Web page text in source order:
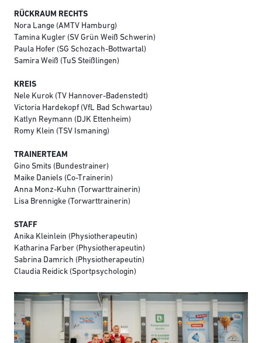
RÜCKRAUM RECHTS
Nora Lange (AMTV Hamburg)
Tamina Kugler (SV Grün Weiß Schwerin)
Paula Hofer (SG Schozach-Bottwartal)
Samira Weiß (TuS Steißlingen)
KREIS
Nele Kurok (TV Hannover-Badenstedt)
Victoria Hardekopf (VfL Bad Schwartau)
Katlyn Reymann (DJK Ettenheim)
Romy Klein (TSV Ismaning)
TRAINERTEAM
Gino Smits (Bundestrainer)
Maike Daniels (Co-Trainerin)
Anna Monz-Kuhn (Torwarttrainerin)
Lisa Brennigke (Torwarttrainerin)
STAFF
Anika Kleinlein (Physiotherapeutin)
Katharina Farber (Physiotherapeutin)
Sabrina Damrich (Physiotherapeutin)
Claudia Reidick (Sportpsychologin)